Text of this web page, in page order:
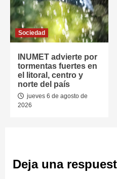
Sociedad
INUMET advierte por
tormentas fuertes en
el litoral, centro y
norte del país
jueves 6 de agosto de
2026
Deja una